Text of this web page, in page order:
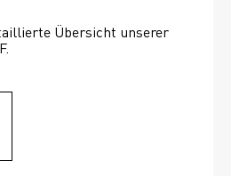
Übersicht unserer